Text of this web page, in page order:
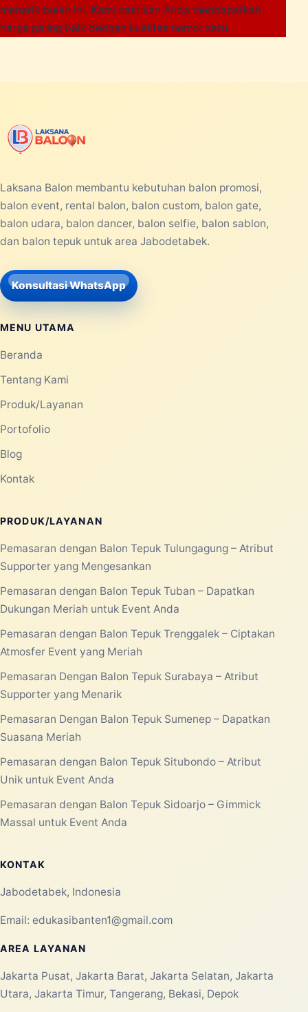
menarik bulan ini. Kami pastikan Anda mendapatkan
harga paling baik dengan kualitas nomor satu.
Laksana Balon membantu kebutuhan balon promosi,
balon event, rental balon, balon custom, balon gate,
balon udara, balon dancer, balon selfie, balon sablon,
dan balon tepuk untuk area Jabodetabek.
Konsultasi WhatsApp
MENU UTAMA
Beranda
Tentang Kami
Produk/Layanan
Portofolio
Blog
Kontak
PRODUK/LAYANAN
Pemasaran dengan Balon Tepuk Tulungagung – Atribut
Supporter yang Mengesankan
Pemasaran dengan Balon Tepuk Tuban – Dapatkan
Dukungan Meriah untuk Event Anda
Pemasaran dengan Balon Tepuk Trenggalek – Ciptakan
Atmosfer Event yang Meriah
Pemasaran Dengan Balon Tepuk Surabaya – Atribut
Supporter yang Menarik
Pemasaran Dengan Balon Tepuk Sumenep – Dapatkan
Suasana Meriah
Pemasaran dengan Balon Tepuk Situbondo – Atribut
Unik untuk Event Anda
Pemasaran dengan Balon Tepuk Sidoarjo – Gimmick
Massal untuk Event Anda
KONTAK
Jabodetabek, Indonesia
Email: edukasibanten1@gmail.com
AREA LAYANAN
Jakarta Pusat, Jakarta Barat, Jakarta Selatan, Jakarta
Utara, Jakarta Timur, Tangerang, Bekasi, Depok